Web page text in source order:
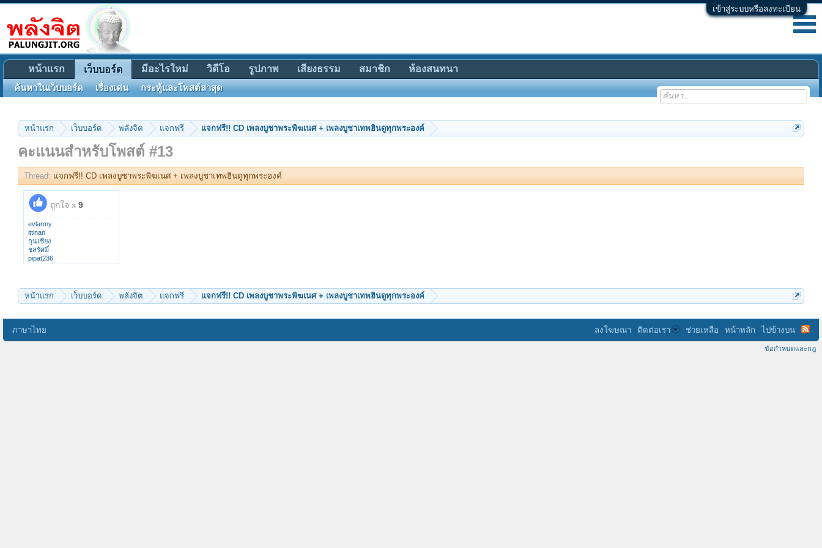
เข้าสู่ระบบหรือลงทะเบียน
หน้าแรก เว็บบอร์ด พลังจิต แจกฟรี แจกฟรี!! CD เพลงบูชาพระพิฆเนศ + เพลงบูชาเทพฮินดูทุกพระองค์
คะแนนสำหรับโพสต์ #13
Thread: แจกฟรี!! CD เพลงบูชาพระพิฆเนศ + เพลงบูชาเทพฮินดูทุกพระองค์
ถูกใจ x 9
evlarmy
ittinan
กุนเชียง
ชลรัศมิ์
pipat236
ฑศพล
เกรสจ้า
หน้าแรก เว็บบอร์ด พลังจิต แจกฟรี แจกฟรี!! CD เพลงบูชาพระพิฆเนศ + เพลงบูชาเทพฮินดูทุกพระองค์
หน้าแรก เว็บบอร์ด
ค้นหาในเว็บบอร์ด เรื่องเด่น กระทู้และโพสต์ล่าสุด
มีอะไรใหม่ วิดีโอ รูปภาพ เสียงธรรม สมาชิก ห้องสนทนา
ภาษาไทย ลงโฆษณา ติดต่อเรา ช่วยเหลือ หน้าหลัก ไปข้างบน
ข้อกำหนดและกฎ